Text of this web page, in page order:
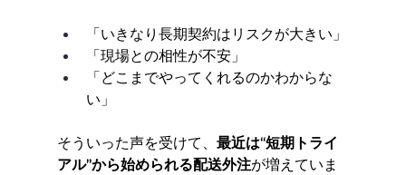
「いきなり長期契約はリスクが大きい」
「現場との相性が不安」
「どこまでやってくれるのかわからな
い」
そういった声を受けて、 最近は“短期トライ
アル”から始められる配送外注が増えていま